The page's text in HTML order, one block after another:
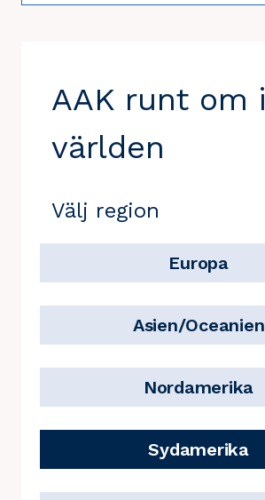
AAK runt om i
världen
Välj region
Europa
Asien/Oceanien
Nordamerika
Sydamerika